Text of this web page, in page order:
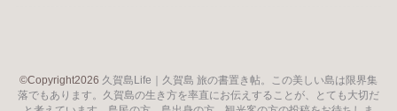
©Copyright2026 久賀島Life｜久賀島 旅の書置き帖。この美しい島は限界集
落でもあります。久賀島の生き方を率直にお伝えすることが、とても大切だ